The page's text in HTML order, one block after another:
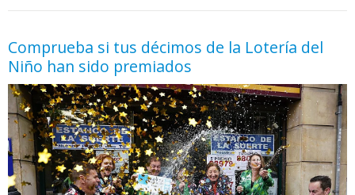
Comprueba si tus décimos de la Lotería del
Niño han sido premiados